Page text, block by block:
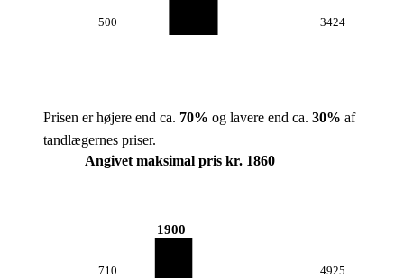
500 3424
Prisen er højere end ca. 70% og lavere end ca. 30% af
tandlægernes priser.
Angivet maksimal pris kr. 1860
710
1900
4925